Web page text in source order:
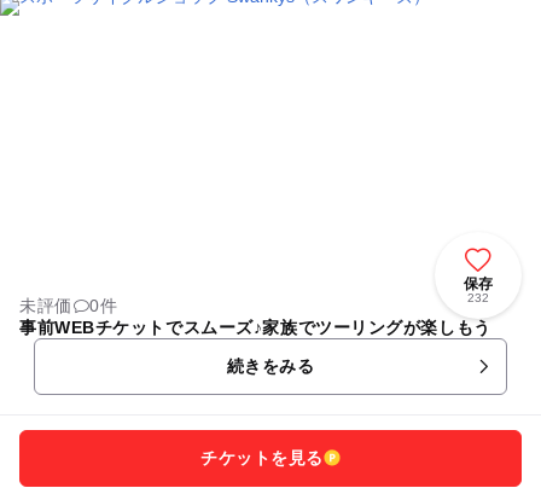
保存
232
未評価
0件
事前WEBチケットでスムーズ♪家族でツーリングが楽しもう
続きをみる
チケットを見る